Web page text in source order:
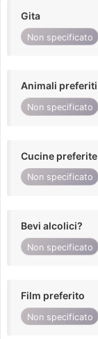
Gita
Non specificato
Animali preferiti
Non specificato
Cucine preferite
Non specificato
Bevi alcolici?
Non specificato
Film preferito
Non specificato